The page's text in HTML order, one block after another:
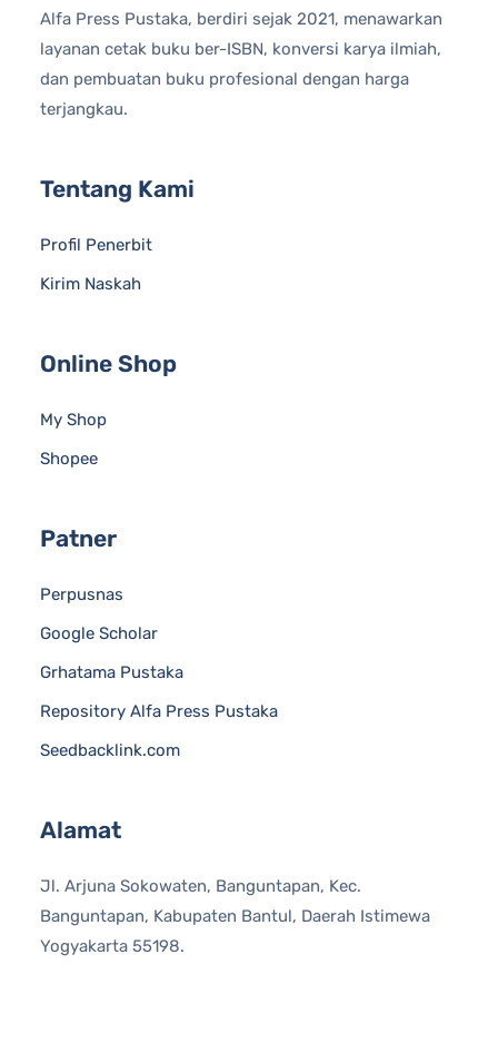
Alfa Press Pustaka, berdiri sejak 2021, menawarkan
layanan cetak buku ber-ISBN, konversi karya ilmiah,
dan pembuatan buku profesional dengan harga
terjangkau.
Tentang Kami
Profil Penerbit
Kirim Naskah
Online Shop
My Shop
Shopee
Patner
Perpusnas
Google Scholar
Grhatama Pustaka
Repository Alfa Press Pustaka
Seedbacklink.com
Alamat
Jl. Arjuna Sokowaten, Banguntapan, Kec.
Banguntapan, Kabupaten Bantul, Daerah Istimewa
Yogyakarta 55198.